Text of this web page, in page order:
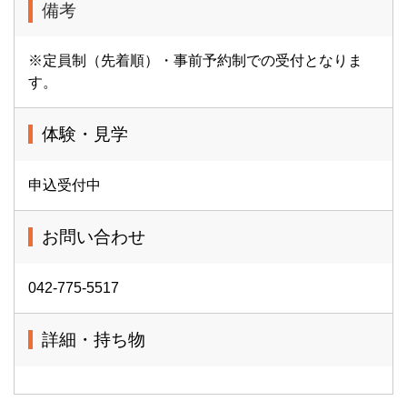
備考
※定員制（先着順）・事前予約制での受付となりま
す。
体験・見学
申込受付中
お問い合わせ
042-775-5517
詳細・持ち物